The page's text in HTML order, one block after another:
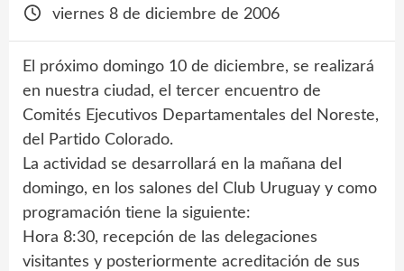
viernes 8 de diciembre de 2006
El próximo domingo 10 de diciembre, se realizará
en nuestra ciudad, el tercer encuentro de
Comités Ejecutivos Departamentales del Noreste,
del Partido Colorado.
La actividad se desarrollará en la mañana del
domingo, en los salones del Club Uruguay y como
programación tiene la siguiente:
Hora 8:30, recepción de las delegaciones
visitantes y posteriormente acreditación de sus